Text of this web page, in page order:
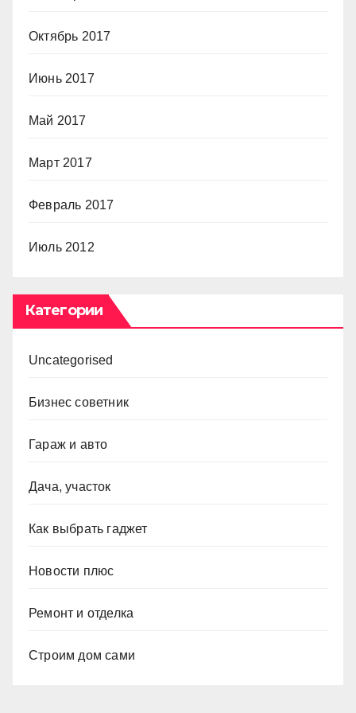
Октябрь 2017
Июнь 2017
Май 2017
Март 2017
Февраль 2017
Июль 2012
Категории
Uncategorised
Бизнес советник
Гараж и авто
Дача, участок
Как выбрать гаджет
Новости плюс
Ремонт и отделка
Строим дом сами